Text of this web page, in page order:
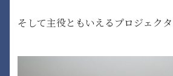
そして主役ともいえるプロジェクタ